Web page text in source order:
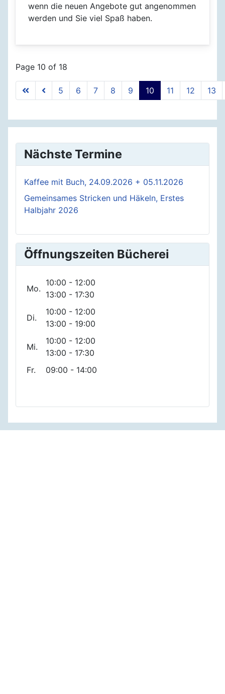
wenn die neuen Angebote gut angenommen
werden und Sie viel Spaß haben.
Page 10 of 18
5 6 7 8 9 10 11 12 13
Nächste Termine
Kaffee mit Buch, 24.09.2026 + 05.11.2026
Gemeinsames Stricken und Häkeln, Erstes
Halbjahr 2026
Öffnungszeiten Bücherei
Mo.
10:00 - 12:00
13:00 - 17:30
Di.
10:00 - 12:00
13:00 - 19:00
Mi.
10:00 - 12:00
13:00 - 17:30
Fr.
09:00 - 14:00